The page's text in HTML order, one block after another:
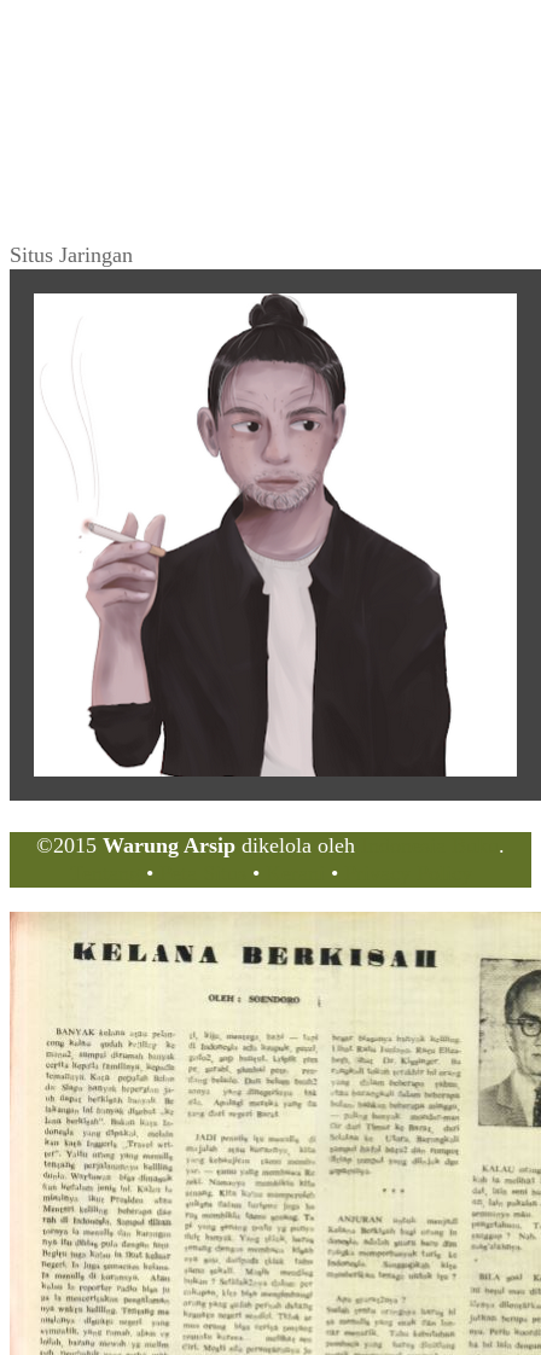
Situs Jaringan
©2015 Warung Arsip dikelola oleh
.
• • •